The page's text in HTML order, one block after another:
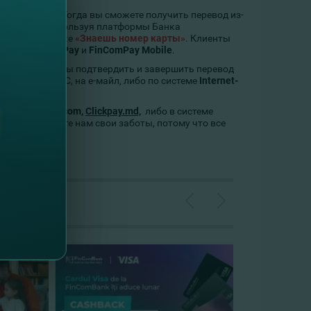
банков? Тогда вы сможете получить перевод из-
онлайн, используя платформы Банка
в рубрике «Знаешь номер карты» . Клиенты
FinComPay и FinComPay Mobile
Secure. Чтобы подтвердить и завершить перевод
в виде СМС, на е-майл, либо по системе Internet-
Fincombank.com, Clickpay.md, либо в системе
и доверьте нам свои заботы, потому что все